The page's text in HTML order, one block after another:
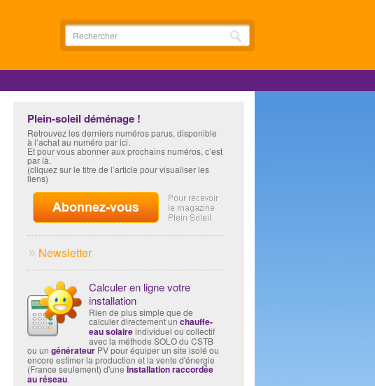
Plein-soleil déménage !
Retrouvez les derniers numéros parus, disponible
à l’achat au numéro par ici.
Et pour vous abonner aux prochains numéros, c’est
par là.
(cliquez sur le titre de l’article pour visualiser les
liens)
Newsletter
Calculer en ligne votre
installation
Rien de plus simple que de
calculer directement un chauffe-
eau solaireindividuel ou collectif
avec la méthode SOLO du CSTB
ou un générateur PV pour équiper un site isolé ou
encore estimer la production et la vente d'énergie
(France seulement) d'une installation raccordée
au réseau.